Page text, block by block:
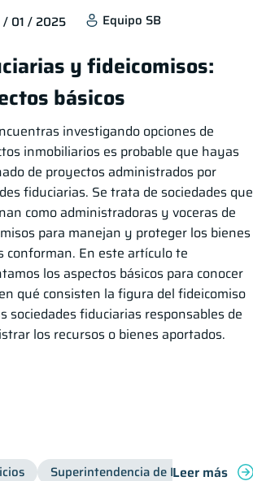
/ 01 / 2025 Equipo SB
y fideicomisos:
básicos
investigando opciones de
inmobiliarios es probable que hayas
de proyectos administrados por
fiduciarias. Se trata de sociedades que
como administradoras y voceras de
para manejan y proteger los bienes
conforman. En este artículo te
los aspectos básicos para conocer
qué consisten la figura del fideicomiso
sociedades fiduciarias responsables de
los recursos o bienes aportados.
Superintendencia de Bancos
Leer más